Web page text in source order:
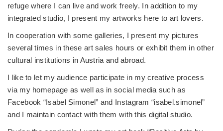
refuge where I can live and work freely. In addition to my
integrated studio, I present my artworks here to art lovers.
In cooperation with some galleries, I present my pictures
several times in these art sales hours or exhibit them in other
cultural institutions in Austria and abroad.
I like to let my audience participate in my creative process
via my homepage as well as in social media such as
Facebook “Isabel Simonel” and Instagram “isabel.simonel”
and I maintain contact with them with this digital studio.